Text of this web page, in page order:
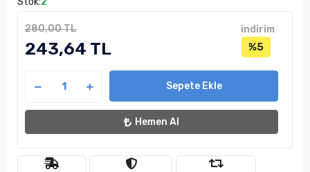
280,00 TL
243,64 TL
indirim
%5
Sepete Ekle
Hemen Al